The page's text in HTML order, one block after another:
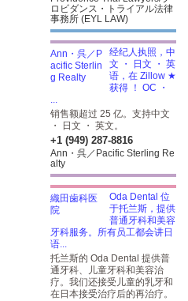
ロビダンス・トライアル法律
事務所 (EYL LAW)
经纪人执照，中
文 ・ 日文 ・ 英
语，在 Zillow ★
获得 ！ OC ・
...
销售额超过 25 亿。支持中文
・ 日文 ・ 英文。
+1 (949) 287-8816
Ann・呉／Pacific Sterling Re
alty
Oda Dental 位
于托兰斯，提供
普通牙科和美容
牙科服务。所有员工都会讲日
语...
托兰斯的 Oda Dental 提供普
通牙科、儿童牙科和美容治
疗。我们还接受儿童的乳牙和
在日本接受治疗后的再治疗。